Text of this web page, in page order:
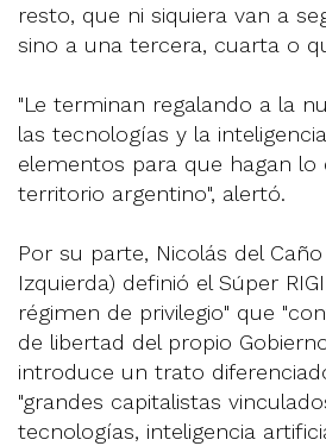
resto, que ni siquiera van a
sino a una tercera, cuarta o
"Le terminan regalando a la
las tecnologías y la
elementos para que hagan lo
territorio argentino", alertó.
Por su parte, Nicolás del
Izquierda) definió el Súper
régimen de privilegio" que
de libertad del propio
introduce un trato
"grandes capitalistas
tecnologías, inteligencia